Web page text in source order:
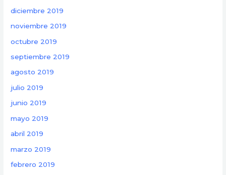
diciembre 2019
noviembre 2019
octubre 2019
septiembre 2019
agosto 2019
julio 2019
junio 2019
mayo 2019
abril 2019
marzo 2019
febrero 2019